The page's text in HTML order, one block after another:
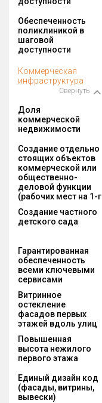
Обеспеченность
поликлиникой в
шаговой
доступности
Коммерческая
инфраструктура
Свернуть
Доля
коммерческой
недвижимости
Создание отдельно
стоящих объектов
коммерческой или
общественно-
деловой функции
(рабочих мест на 1-г
Создание частного
детского сада
Гарантированная
обеспеченность
всеми ключевыми
сервисами
Витринное
остекление
фасадов первых
этажей вдоль улиц
Повышенная
высота нежилого
первого этажа
Единый дизайн код
(фасады, витрины,
вывески)